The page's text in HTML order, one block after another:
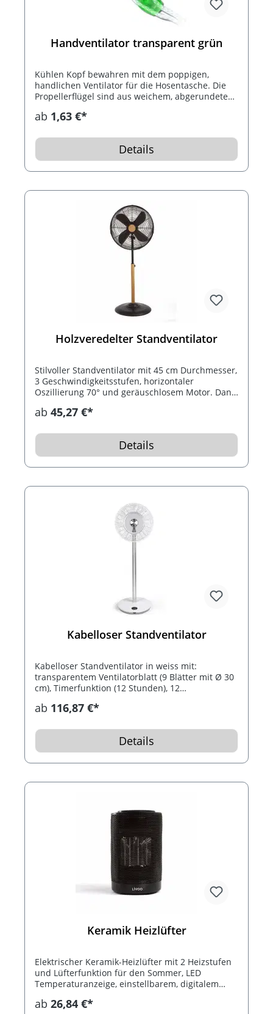
Handventilator transparent grün
Kühlen Kopf bewahren mit dem poppigen,
handlichen Ventilator für die Hosentasche. Die
Propellerflügel sind aus weichem, abgerundetem
wenn der Ventilator eingeschaltet ist. Mit Kordel
ab 1,63 €*
Details
Holzveredelter Standventilator
Stilvoller Standventilator mit 45 cm Durchmesser,
3 Geschwindigkeitsstufen, horizontaler
Oszillierung 70° und geräuschlosem Motor. Dank
cm), passt sich der Ventilator mit seinen
Bedürfnisse an.
ab 45,27 €*
Details
Kabelloser Standventilator
Kabelloser Standventilator in weiss mit:
transparentem Ventilatorblatt (9 Blätter mit Ø 30
cm), Timerfunktion (12 Stunden), 12
Schlaf, Normal) und automatischer Rotation (30°,
mit einer vollen Ladung ca. 10 Stunden Laufzeit.
Mit Zubehör inklusive: Fernbedienung. Ideal für
Camping, Picknick, Urlaub & Grillen.
ab 116,87 €*
Details
Keramik Heizlüfter
Elektrischer Keramik-Heizlüfter mit 2 Heizstufen
und Lüfterfunktion für den Sommer, LED
Temperaturanzeige, einstellbarem, digitalem
Oszillationsfunktion. Dank 9 Stunden Timer,
ab 26,84 €*